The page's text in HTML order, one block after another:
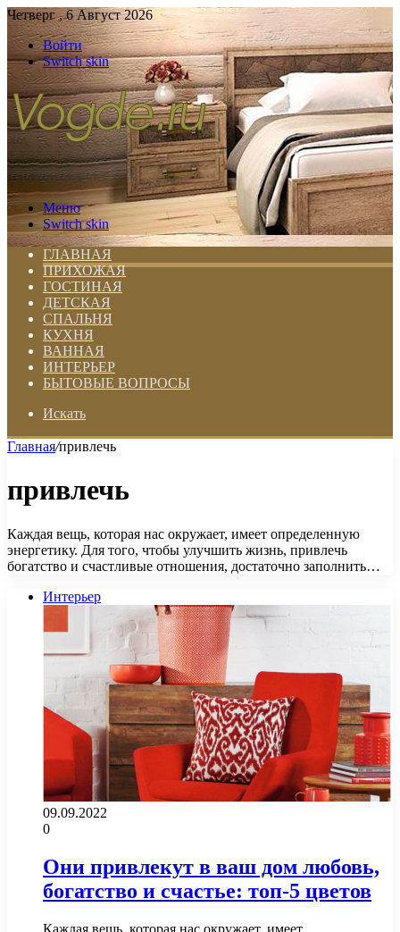
Четверг , 6 Август 2026
Войти
Switch skin
Меню
Switch skin
ГЛАВНАЯ
ПРИХОЖАЯ
ГОСТИНАЯ
ДЕТСКАЯ
СПАЛЬНЯ
КУХНЯ
ВАННАЯ
ИНТЕРЬЕР
БЫТОВЫЕ ВОПРОСЫ
Искать
Главная/привлечь
привлечь
Каждая вещь, которая нас окружает, имеет определенную
энергетику. Для того, чтобы улучшить жизнь, привлечь
богатство и счастливые отношения, достаточно заполнить…
Интерьер
09.09.2022
0
Они привлекут в ваш дом любовь,
богатство и счастье: топ-5 цветов
Каждая вещь, которая нас окружает, имеет